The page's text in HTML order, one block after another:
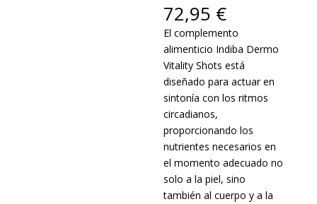
72,95 €
El complemento
alimenticio Indiba Dermo
Vitality Shots está
diseñado para actuar en
sintonía con los ritmos
circadianos,
proporcionando los
nutrientes necesarios en
el momento adecuado no
solo a la piel, sino
también al cuerpo y a la